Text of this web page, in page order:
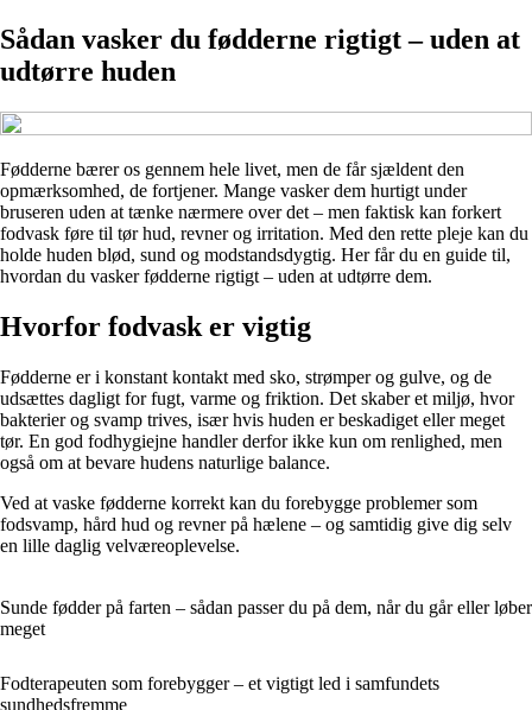
Sådan vasker du fødderne rigtigt – uden at
udtørre huden
Fødderne bærer os gennem hele livet, men de får sjældent den
opmærksomhed, de fortjener. Mange vasker dem hurtigt under
bruseren uden at tænke nærmere over det – men faktisk kan forkert
fodvask føre til tør hud, revner og irritation. Med den rette pleje kan du
holde huden blød, sund og modstandsdygtig. Her får du en guide til,
hvordan du vasker fødderne rigtigt – uden at udtørre dem.
Hvorfor fodvask er vigtig
Fødderne er i konstant kontakt med sko, strømper og gulve, og de
udsættes dagligt for fugt, varme og friktion. Det skaber et miljø, hvor
bakterier og svamp trives, især hvis huden er beskadiget eller meget
tør. En god fodhygiejne handler derfor ikke kun om renlighed, men
også om at bevare hudens naturlige balance.
Ved at vaske fødderne korrekt kan du forebygge problemer som
fodsvamp, hård hud og revner på hælene – og samtidig give dig selv
en lille daglig velværeoplevelse.
Sunde fødder på farten – sådan passer du på dem, når du går eller løber
meget
Fodterapeuten som forebygger – et vigtigt led i samfundets
sundhedsfremme